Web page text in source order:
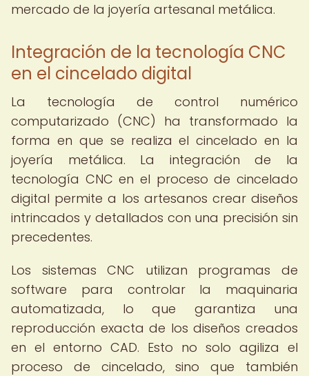
mercado de la joyería artesanal metálica.
Integración de la tecnología CNC
en el cincelado digital
La tecnología de control numérico
computarizado (CNC) ha transformado la
forma en que se realiza el cincelado en la
joyería metálica. La integración de la
tecnología CNC en el proceso de cincelado
digital permite a los artesanos crear diseños
intrincados y detallados con una precisión sin
precedentes.
Los sistemas CNC utilizan programas de
software para controlar la maquinaria
automatizada, lo que garantiza una
reproducción exacta de los diseños creados
en el entorno CAD. Esto no solo agiliza el
proceso de cincelado, sino que también